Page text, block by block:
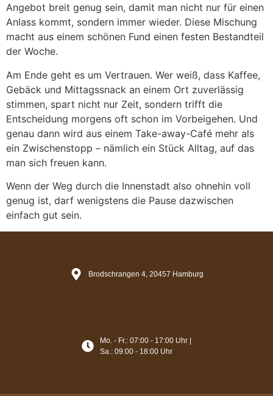
Angebot breit genug sein, damit man nicht nur für einen
Anlass kommt, sondern immer wieder. Diese Mischung
macht aus einem schönen Fund einen festen Bestandteil
der Woche.
Am Ende geht es um Vertrauen. Wer weiß, dass Kaffee,
Gebäck und Mittagssnack an einem Ort zuverlässig
stimmen, spart nicht nur Zeit, sondern trifft die
Entscheidung morgens oft schon im Vorbeigehen. Und
genau dann wird aus einem Take-away-Café mehr als
ein Zwischenstopp – nämlich ein Stück Alltag, auf das
man sich freuen kann.
Wenn der Weg durch die Innenstadt also ohnehin voll
genug ist, darf wenigstens die Pause dazwischen
einfach gut sein.
Brodschrangen 4, 20457 Hamburg
Mo. - Fr.: 07:00 - 17:00 Uhr |
Sa.: 09:00 - 18:00 Uhr